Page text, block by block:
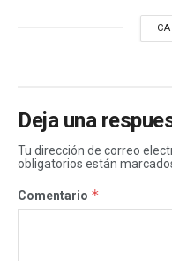
Deja una
Tu dirección de correo
obligatorios están
Comentario *